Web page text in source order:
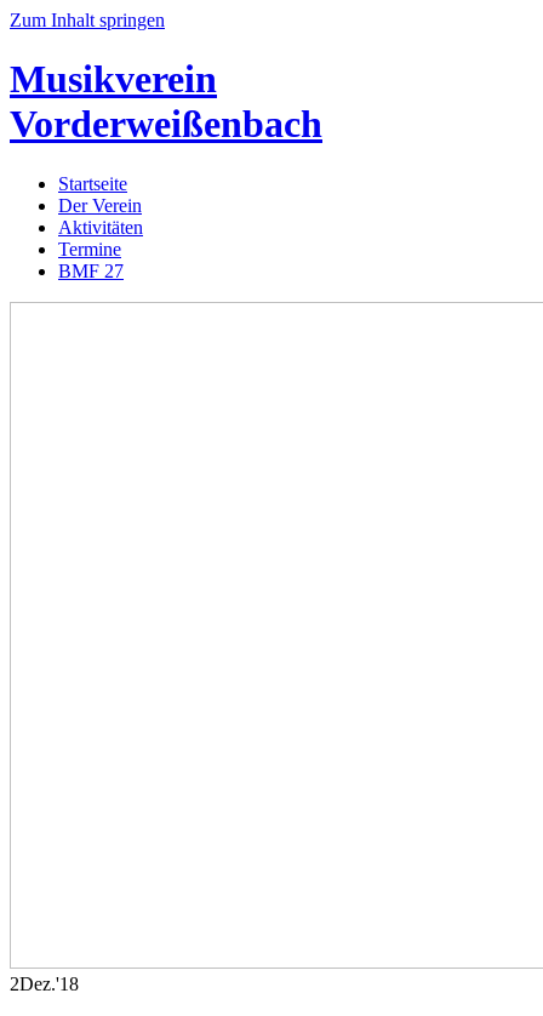
Zum Inhalt springen
Musikverein
Vorderweißenbach
Startseite
Der Verein
Aktivitäten
Termine
BMF 27
2Dez.'18